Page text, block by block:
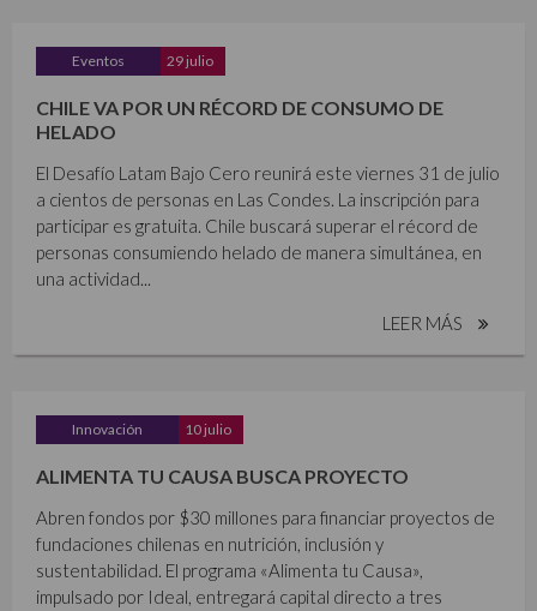
Eventos 29 julio
CHILE VA POR UN RÉCORD DE CONSUMO DE
HELADO
El Desafío Latam Bajo Cero reunirá este viernes 31 de julio
a cientos de personas en Las Condes. La inscripción para
participar es gratuita. Chile buscará superar el récord de
personas consumiendo helado de manera simultánea, en
una actividad...
LEER MÁS
Innovación 10 julio
ALIMENTA TU CAUSA BUSCA PROYECTO
Abren fondos por $30 millones para financiar proyectos de
fundaciones chilenas en nutrición, inclusión y
sustentabilidad. El programa «Alimenta tu Causa»,
impulsado por Ideal, entregará capital directo a tres